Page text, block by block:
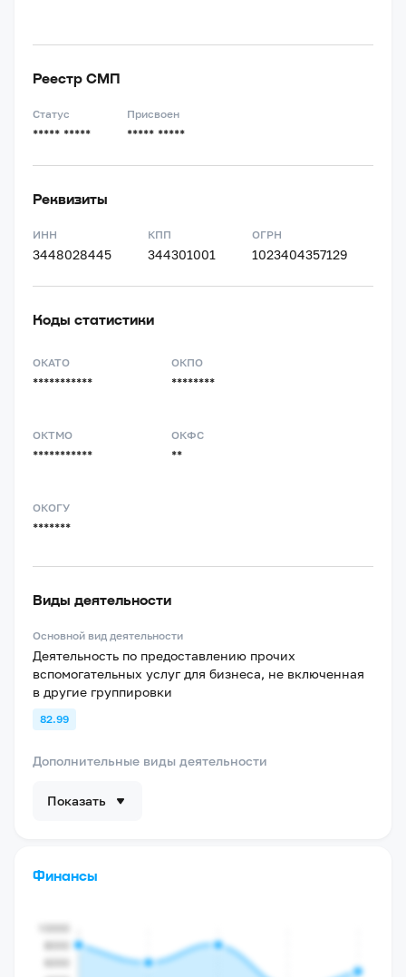
Реестр СМП
Статус
***** *****
Присвоен
***** *****
Реквизиты
ИНН
3448028445
КПП
344301001
ОГРН
1023404357129
Коды статистики
ОКАТО
***********
ОКПО
********
ОКТМО
***********
ОКФС
**
ОКОГУ
*******
Виды деятельности
Основной вид деятельности
Деятельность по предоставлению прочих
вспомогательных услуг для бизнеса, не включенная
в другие группировки
82.99
Дополнительные виды деятельности
Показать
Финансы